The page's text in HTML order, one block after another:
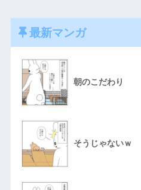
最新マンガ
朝のこだわり
そうじゃないｗ